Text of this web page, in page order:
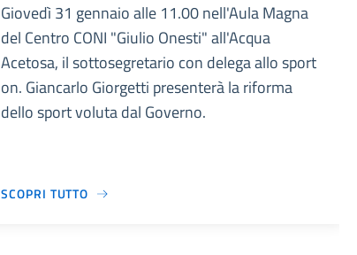
Giovedì 31 gennaio alle 11.00 nell'Aula Magna
del Centro CONI "Giulio Onesti" all'Acqua
Acetosa, il sottosegretario con delega allo sport
on. Giancarlo Giorgetti presenterà la riforma
dello sport voluta dal Governo.
SCOPRI TUTTO